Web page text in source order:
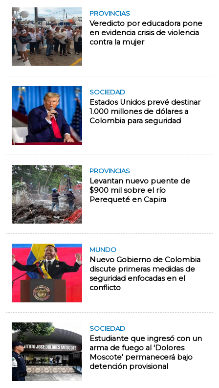
PROVINCIAS
Veredicto por educadora pone
en evidencia crisis de violencia
contra la mujer
SOCIEDAD
Estados Unidos prevé destinar
1.000 millones de dólares a
Colombia para seguridad
PROVINCIAS
Levantan nuevo puente de
$900 mil sobre el río
Perequeté en Capira
MUNDO
Nuevo Gobierno de Colombia
discute primeras medidas de
seguridad enfocadas en el
conflicto
SOCIEDAD
Estudiante que ingresó con un
arma de fuego al 'Dolores
Moscote' permanecerá bajo
detención provisional